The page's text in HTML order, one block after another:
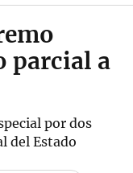
parcial a
por dos
del Estado